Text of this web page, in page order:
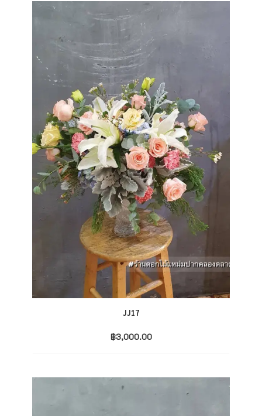
JJ17
฿3,000.00